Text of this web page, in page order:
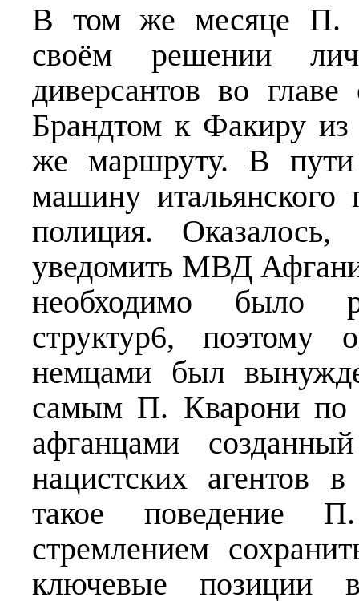
В том же месяце П.
своём решении
диверсантов во
Брандтом к Факиру
же маршруту. В пути
машину итальянского
полиция.
уведомить МВД
необходимо было
структур6, поэтому
немцами был
самым П. Кварони по
афганцами
нацистских агентов
такое поведение
стремлением
ключевые позиции